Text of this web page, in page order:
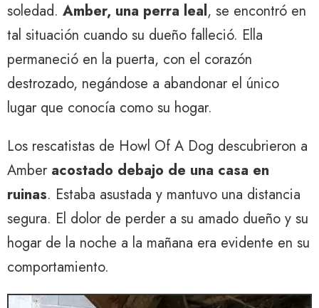
soledad. Amber, una perra leal, se encontró en
tal situación cuando su dueño falleció. Ella
permaneció en la puerta, con el corazón
destrozado, negándose a abandonar el único
lugar que conocía como su hogar.
Los rescatistas de Howl Of A Dog descubrieron a
Amber acostado debajo de una casa en
ruinas. Estaba asustada y mantuvo una distancia
segura. El dolor de perder a su amado dueño y su
hogar de la noche a la mañana era evidente en su
comportamiento.